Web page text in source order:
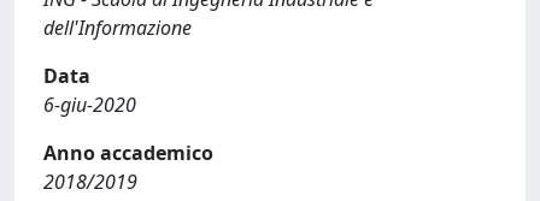
dell'Informazione
Data
6-giu-2020
Anno accademico
2018/2019